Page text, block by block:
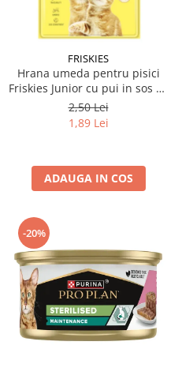
FRISKIES
Hrana umeda pentru pisici
Friskies Junior cu pui in sos 85
gr
2,50 Lei
1,89 Lei
ADAUGA IN COS
-20%